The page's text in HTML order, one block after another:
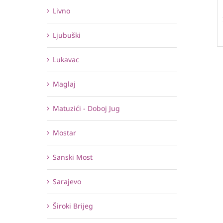
Livno
Ljubuški
Lukavac
Maglaj
Matuzići - Doboj Jug
Mostar
Sanski Most
Sarajevo
Široki Brijeg